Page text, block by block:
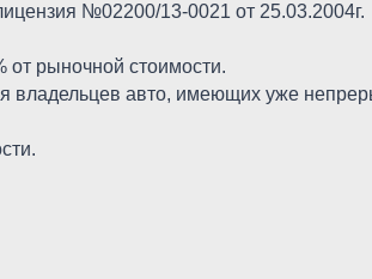
№02200/13-0021 от 25.03.2004г.
от рыночной стоимости.
владельцев авто, имеющих уже